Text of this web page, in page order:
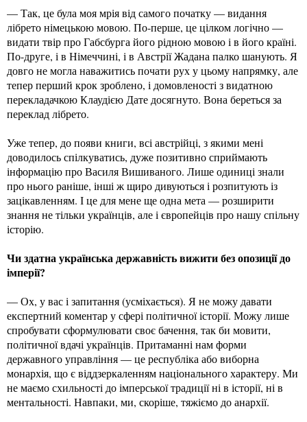
— Так, це була моя мрія від самого початку — видання
лібрето німецькою мовою. По-перше, це цілком логічно —
видати твір про Габсбурга його рідною мовою і в його країні.
По-друге, і в Німеччині, і в Австрії Жадана палко шанують. Я
довго не могла наважитись почати рух у цьому напрямку, але
тепер перший крок зроблено, і домовленості з видатною
перекладачкою Клаудією Дате досягнуто. Вона береться за
переклад лібрето.
Уже тепер, до появи книги, всі австрійці, з якими мені
доводилось спілкуватись, дуже позитивно сприймають
інформацію про Василя Вишиваного. Лише одиниці знали
про нього раніше, інші ж щиро дивуються і розпитують із
зацікавленням. І це для мене ще одна мета — розширити
знання не тільки українців, але і європейців про нашу спільну
історію.
Чи здатна українська державність вижити без опозиції до
імперії?
— Ох, у вас і запитання (усміхається). Я не можу давати
експертний коментар у сфері політичної історії. Можу лише
спробувати сформулювати своє бачення, так би мовити,
політичної вдачі українців. Притаманні нам форми
державного управління — це республіка або виборна
монархія, що є віддзеркаленням національного характеру. Ми
не маємо схильності до імперської традиції ні в історії, ні в
ментальності. Навпаки, ми, скоріше, тяжіємо до анархії.